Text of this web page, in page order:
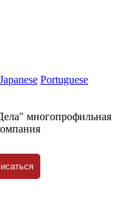
Japanese Portuguese
многопрофильная